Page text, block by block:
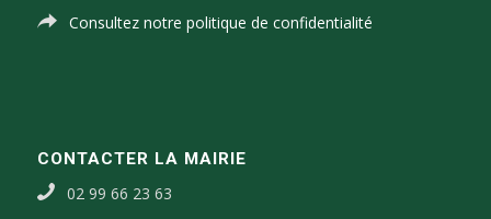
Consultez notre politique de confidentialité
CONTACTER LA MAIRIE
02 99 66 23 63